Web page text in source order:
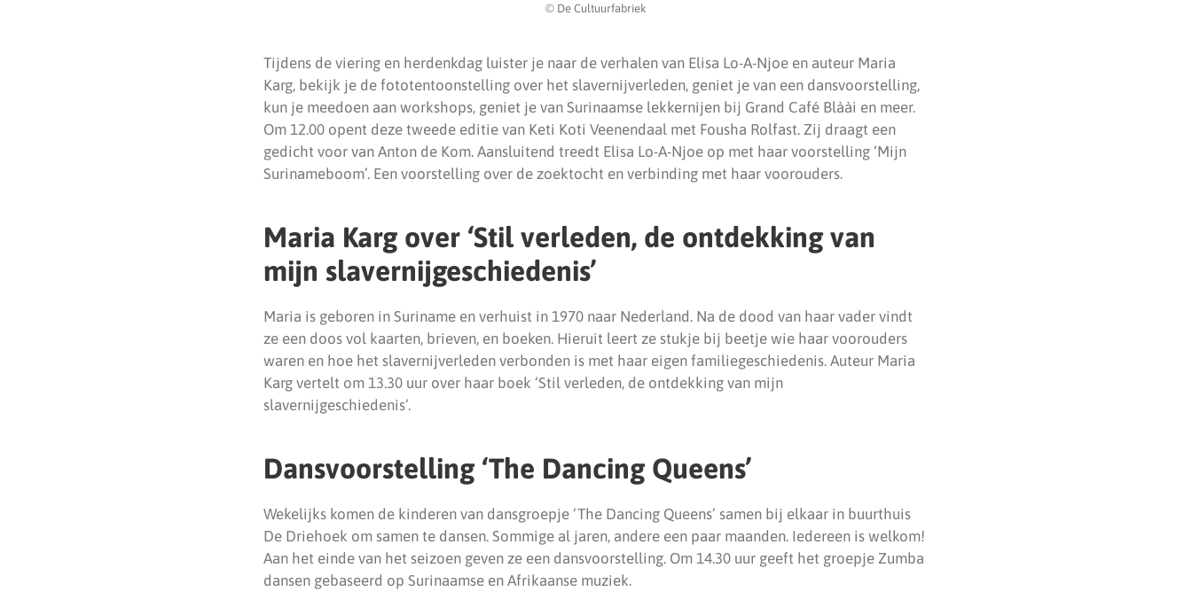
© De Cultuurfabriek
Tijdens de viering en herdenkdag luister je naar de verhalen van Elisa Lo-A-Njoe en auteur Maria
Karg, bekijk je de fototentoonstelling over het slavernijverleden, geniet je van een dansvoorstelling,
kun je meedoen aan workshops, geniet je van Surinaamse lekkernijen bij Grand Café Blàài en meer.
Om 12.00 opent deze tweede editie van Keti Koti Veenendaal met Fousha Rolfast. Zij draagt een
gedicht voor van Anton de Kom. Aansluitend treedt Elisa Lo-A-Njoe op met haar voorstelling ‘Mijn
Surinameboom’. Een voorstelling over de zoektocht en verbinding met haar voorouders.
Maria Karg over ‘Stil verleden, de ontdekking van
mijn slavernijgeschiedenis’
Maria is geboren in Suriname en verhuist in 1970 naar Nederland. Na de dood van haar vader vindt
ze een doos vol kaarten, brieven, en boeken. Hieruit leert ze stukje bij beetje wie haar voorouders
waren en hoe het slavernijverleden verbonden is met haar eigen familiegeschiedenis. Auteur Maria
Karg vertelt om 13.30 uur over haar boek ‘Stil verleden, de ontdekking van mijn
slavernijgeschiedenis’.
Dansvoorstelling ‘The Dancing Queens’
Wekelijks komen de kinderen van dansgroepje ‘The Dancing Queens’ samen bij elkaar in buurthuis
De Driehoek om samen te dansen. Sommige al jaren, andere een paar maanden. Iedereen is welkom!
Aan het einde van het seizoen geven ze een dansvoorstelling. Om 14.30 uur geeft het groepje Zumba
dansen gebaseerd op Surinaamse en Afrikaanse muziek.